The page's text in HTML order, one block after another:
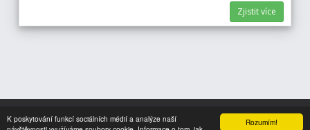
Rozumím!
K poskytování funkcí sociálních médií a analýze naší
Zjistit více